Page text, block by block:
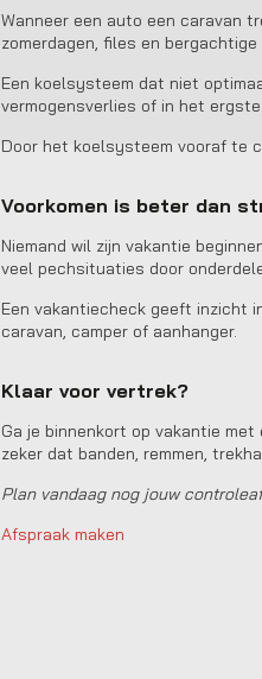
Wanneer een auto een caravan
zomerdagen, files en
Een koelsysteem dat niet
vermogensverlies of in het
Door het koelsysteem vooraf te
Voorkomen is beter dan
Niemand wil zijn vakantie
veel pechsituaties door
Een vakantiecheck geeft inzicht
caravan, camper of aanhanger.
Klaar voor vertrek?
Ga je binnenkort op vakantie
zeker dat banden, remmen,
Plan vandaag nog jouw
Afspraak maken